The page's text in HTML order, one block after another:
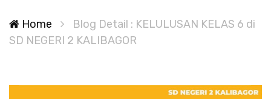
Home
Blog Detail : KELULUSAN KELAS 6 di
SD NEGERI 2 KALIBAGOR